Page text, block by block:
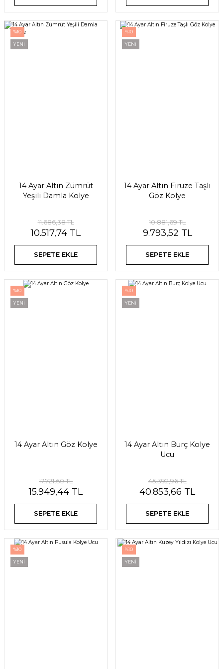
%10
YENİ
14 Ayar Altın Zümrüt
Yeşili Damla Kolye
11.686,38 TL
10.517,74 TL
SEPETE EKLE
%10
YENİ
14 Ayar Altın Firuze Taşlı
Göz Kolye
10.881,69 TL
9.793,52 TL
SEPETE EKLE
%10
YENİ
14 Ayar Altın Göz Kolye
17.721,60 TL
15.949,44 TL
SEPETE EKLE
%10
YENİ
14 Ayar Altın Burç Kolye
Ucu
45.392,96 TL
40.853,66 TL
SEPETE EKLE
%10
YENİ
%10
YENİ